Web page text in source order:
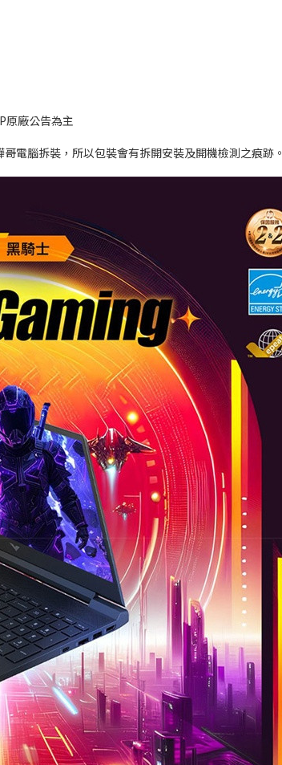
原廠公告為主
電腦拆裝，所以包裝會有拆開安裝及開機檢測之痕跡。